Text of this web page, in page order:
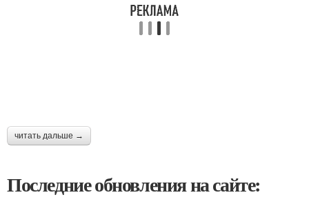
читать дальше →
Последние обновления на сайте: